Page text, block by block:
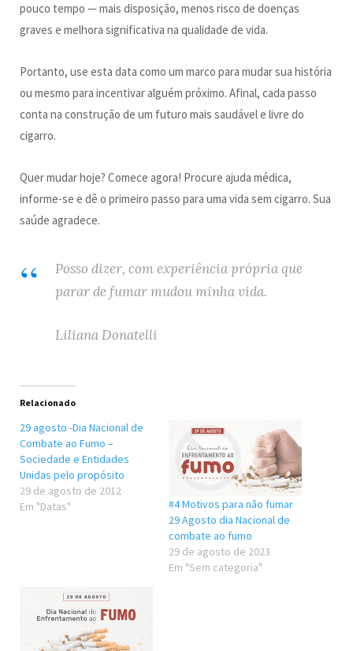
pouco tempo — mais disposição, menos risco de doenças
graves e melhora significativa na qualidade de vida.
Portanto, use esta data como um marco para mudar sua história
ou mesmo para incentivar alguém próximo. Afinal, cada passo
conta na construção de um futuro mais saudável e livre do
cigarro.
Quer mudar hoje? Comece agora! Procure ajuda médica,
informe-se e dê o primeiro passo para uma vida sem cigarro. Sua
saúde agradece.
Posso dizer, com experiência própria que
parar de fumar mudou minha vida.
Liliana Donatelli
Relacionado
29 agosto -Dia Nacional de
Combate ao Fumo –
Sociedade e Entidades
Unidas pelo propósito
29 de agosto de 2012
Em "Datas"
#4 Motivos para não fumar
29 Agosto dia Nacional de
combate ao fumo
29 de agosto de 2023
Em "Sem categoria"